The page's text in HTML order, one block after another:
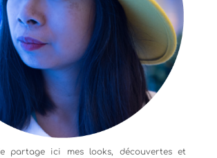
je partage ici mes looks, découvertes et